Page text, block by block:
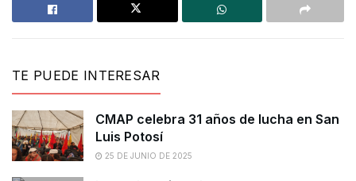
TE PUEDE INTERESAR
CMAP celebra 31 años de lucha en San
Luis Potosí
25 DE JUNIO DE 2025